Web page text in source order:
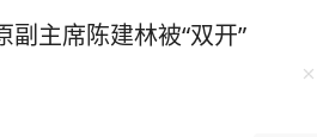
主席陈建林被“双开”